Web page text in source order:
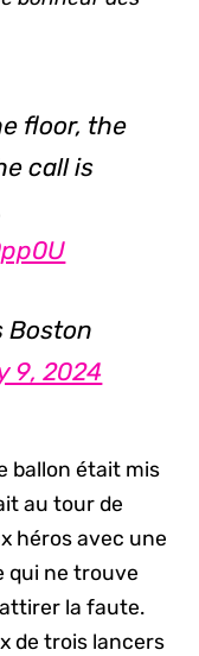
floor, the
call is
Boston
9, 2024
ballon était mis
au tour de
héros avec une
qui ne trouve
la faute.
de trois lancers